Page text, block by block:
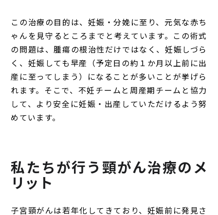
この治療の目的は、妊娠・分娩に至り、元気な赤ち
ゃんを見守るところまでと考えています。この術式
の問題は、腫瘍の根治性だけではなく、妊娠しづら
く、妊娠しても早産（予定日の約１か月以上前に出
産に至ってしまう）になることが多いことが挙げら
れます。そこで、不妊チームと周産期チームと協力
して、より安全に妊娠・出産していただけるよう努
めています。
私たちが行う頸がん治療のメ
リット
子宮頸がんは若年化してきており、妊娠前に発見さ